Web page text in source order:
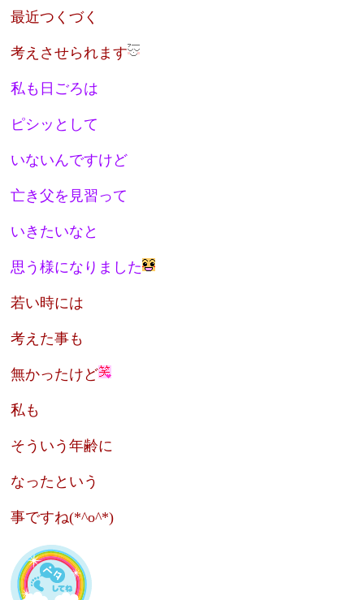
最近つくづく
考えさせられます
私も日ごろは
ピシッとして
いないんですけど
亡き父を見習って
いきたいなと
思う様になりました
若い時には
考えた事も
無かったけど
私も
そういう年齢に
なったという
事ですね(*^o^*)